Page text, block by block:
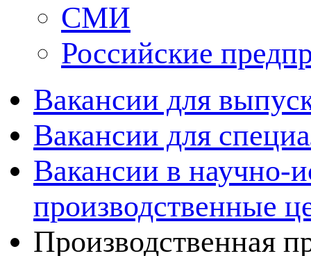
СМИ
Российские
Вакансии для
Вакансии для
Вакансии в научно-
производственные
Производственная